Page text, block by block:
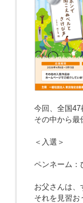
今回、全国47
その中から最
＜入選＞
ペンネーム：
お父さんは、
それを見習お